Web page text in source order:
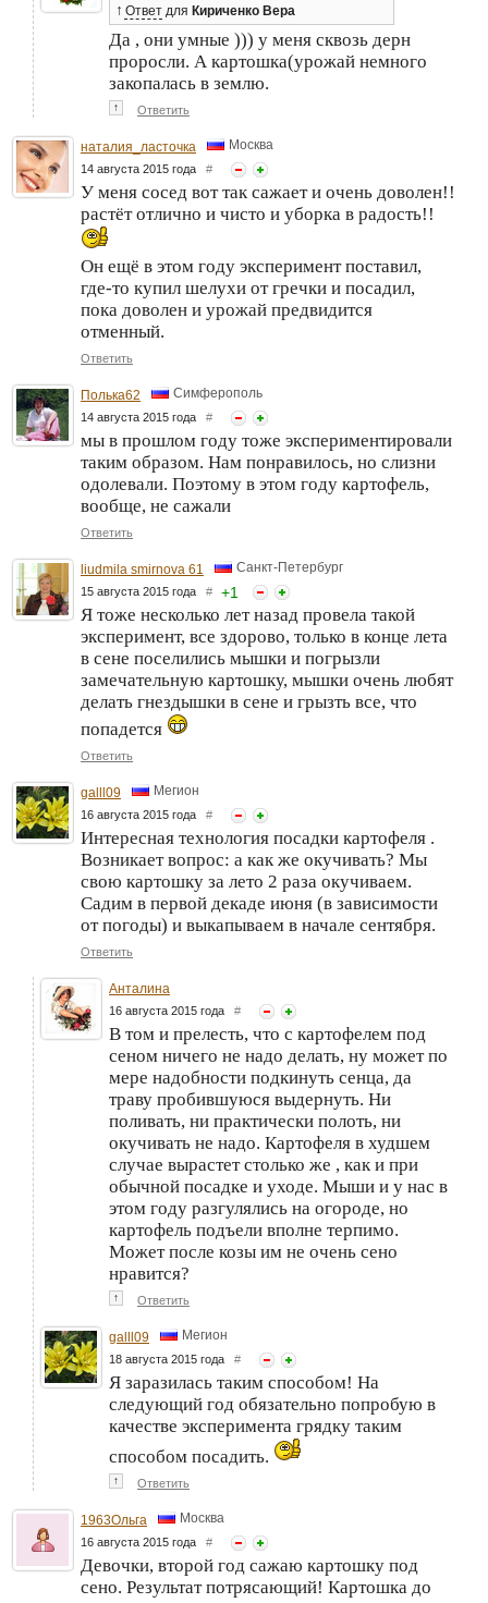
↑ Ответ для Кириченко Вера
Да , они умные ))) у меня сквозь дерн
проросли. А картошка(урожай немного
закопалась в землю.
↑ Ответить
наталия_ласточка Москва
14 августа 2015 года #
У меня сосед вот так сажает и очень доволен!!
растёт отлично и чисто и уборка в радость!!
Он ещё в этом году эксперимент поставил,
где-то купил шелухи от гречки и посадил,
пока доволен и урожай предвидится
отменный.
Ответить
Полька62 Симферополь
14 августа 2015 года #
мы в прошлом году тоже экспериментировали
таким образом. Нам понравилось, но слизни
одолевали. Поэтому в этом году картофель,
вообще, не сажали
Ответить
liudmila smirnova 61 Санкт-Петербург
15 августа 2015 года # +1
Я тоже несколько лет назад провела такой
эксперимент, все здорово, только в конце лета
в сене поселились мышки и погрызли
замечательную картошку, мышки очень любят
делать гнездышки в сене и грызть все, что
попадется
Ответить
galll09 Мегион
16 августа 2015 года #
Интересная технология посадки картофеля .
Возникает вопрос: а как же окучивать? Мы
свою картошку за лето 2 раза окучиваем.
Садим в первой декаде июня (в зависимости
от погоды) и выкапываем в начале сентября.
Ответить
Анталина
16 августа 2015 года #
В том и прелесть, что с картофелем под
сеном ничего не надо делать, ну может по
мере надобности подкинуть сенца, да
траву пробившуюся выдернуть. Ни
поливать, ни практически полоть, ни
окучивать не надо. Картофеля в худшем
случае вырастет столько же , как и при
обычной посадке и уходе. Мыши и у нас в
этом году разгулялись на огороде, но
картофель подъели вполне терпимо.
Может после козы им не очень сено
нравится?
↑ Ответить
galll09 Мегион
18 августа 2015 года #
Я заразилась таким способом! На
следующий год обязательно попробую в
качестве эксперимента грядку таким
способом посадить.
↑ Ответить
1963Ольга Москва
16 августа 2015 года #
Девочки, второй год сажаю картошку под
сено. Результат потрясающий! Картошка до